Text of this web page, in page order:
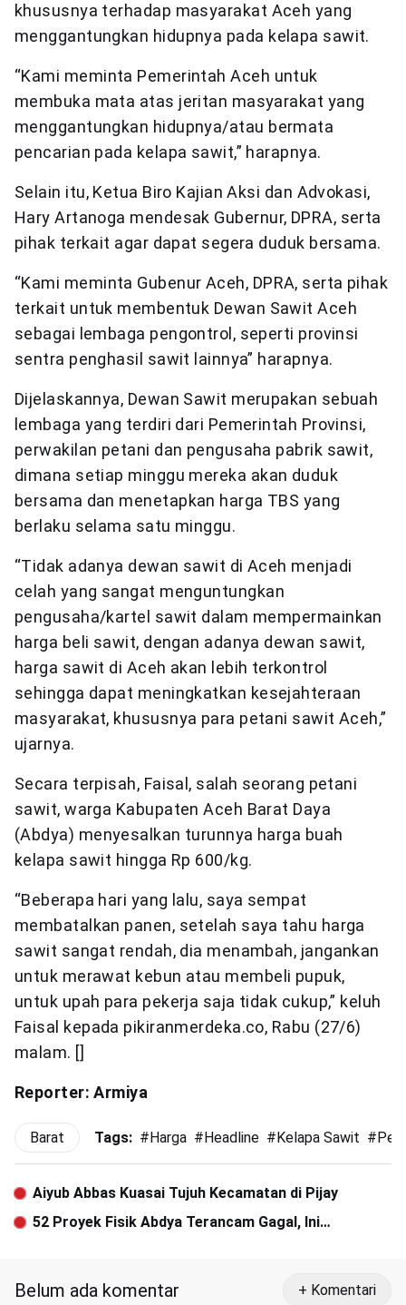
khususnya terhadap masyarakat Aceh yang
menggantungkan hidupnya pada kelapa sawit.
“Kami meminta Pemerintah Aceh untuk
membuka mata atas jeritan masyarakat yang
menggantungkan hidupnya/atau bermata
pencarian pada kelapa sawit,” harapnya.
Selain itu, Ketua Biro Kajian Aksi dan Advokasi,
Hary Artanoga mendesak Gubernur, DPRA, serta
pihak terkait agar dapat segera duduk bersama.
“Kami meminta Gubenur Aceh, DPRA, serta pihak
terkait untuk membentuk Dewan Sawit Aceh
sebagai lembaga pengontrol, seperti provinsi
sentra penghasil sawit lainnya” harapnya.
Dijelaskannya, Dewan Sawit merupakan sebuah
lembaga yang terdiri dari Pemerintah Provinsi,
perwakilan petani dan pengusaha pabrik sawit,
dimana setiap minggu mereka akan duduk
bersama dan menetapkan harga TBS yang
berlaku selama satu minggu.
“Tidak adanya dewan sawit di Aceh menjadi
celah yang sangat menguntungkan
pengusaha/kartel sawit dalam mempermainkan
harga beli sawit, dengan adanya dewan sawit,
harga sawit di Aceh akan lebih terkontrol
sehingga dapat meningkatkan kesejahteraan
masyarakat, khususnya para petani sawit Aceh,”
ujarnya.
Secara terpisah, Faisal, salah seorang petani
sawit, warga Kabupaten Aceh Barat Daya
(Abdya) menyesalkan turunnya harga buah
kelapa sawit hingga Rp 600/kg.
“Beberapa hari yang lalu, saya sempat
membatalkan panen, setelah saya tahu harga
sawit sangat rendah, dia menambah, jangankan
untuk merawat kebun atau membeli pupuk,
untuk upah para pekerja saja tidak cukup,” keluh
Faisal kepada pikiranmerdeka.co, Rabu (27/6)
malam. []
Reporter: Armiya
Barat Tags: # Harga # Headline # Kelapa Sawit #
Aiyub Abbas Kuasai Tujuh Kecamatan di Pijay
52 Proyek Fisik Abdya Terancam Gagal, Ini
Belum ada komentar + Komentari